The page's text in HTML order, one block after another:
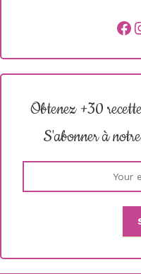
Obtenez +30
S'abonner à